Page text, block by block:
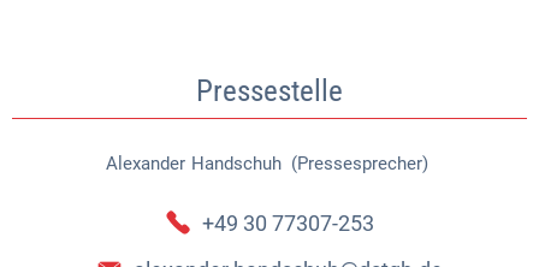
Pressestelle
Alexander Handschuh (Pressesprecher)
Alexander Handschuh
+49 30 77307-253